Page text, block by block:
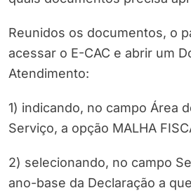
Reunidos os documentos, o
acessar o E-CAC e abrir um
Atendimento:
1) indicando, no campo Área
Serviço, a opção MALHA
2) selecionando, no campo
ano-base da Declaração a